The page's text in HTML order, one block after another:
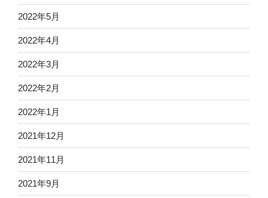
2022年5月
2022年4月
2022年3月
2022年2月
2022年1月
2021年12月
2021年11月
2021年9月